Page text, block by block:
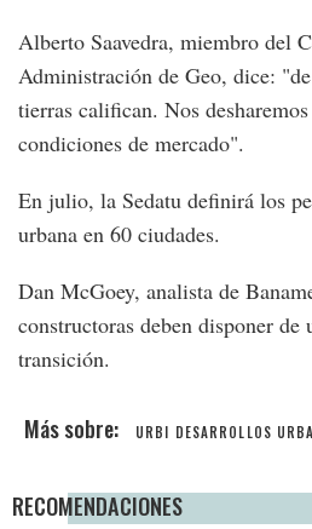
Alberto Saavedra, miembro del
Administración de Geo, dice:
tierras califican. Nos
condiciones de mercado".
En julio, la Sedatu definirá los
urbana en 60 ciudades.
Dan McGoey, analista de
constructoras deben disponer de
transición.
URBI DESARROLLOS
RECOMENDACIONES